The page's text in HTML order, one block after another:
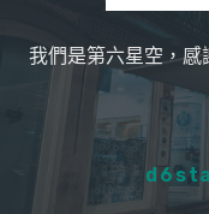
我們是第六星空，